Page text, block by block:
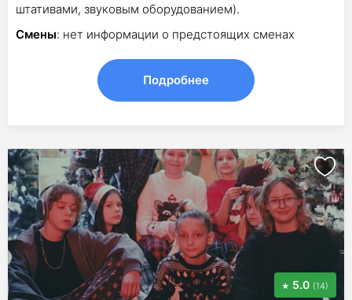
штативами, звуковым оборудованием).
Смены: нет информации о предстоящих сменах
Подробнее
5.0 (14)